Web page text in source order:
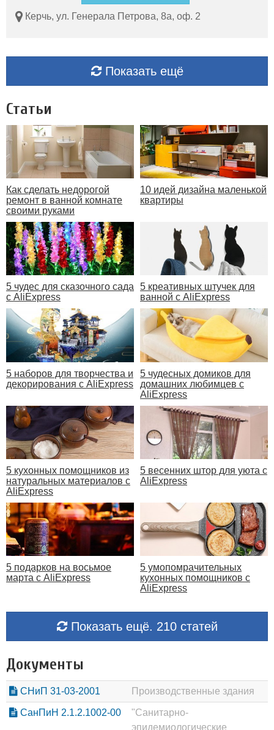
Керчь, ул. Генерала Петрова, 8а, оф. 2
Показать ещё
Статьи
Как сделать недорогой
ремонт в ванной комнате
своими руками
10 идей дизайна маленькой
квартиры
5 чудес для сказочного сада
с AliExpress
5 креативных штучек для
ванной с AliExpress
5 наборов для творчества и
декорирования с AliExpress
5 чудесных домиков для
домашних любимцев с
AliExpress
5 кухонных помощников из
натуральных материалов с
AliExpress
5 весенних штор для уюта с
AliExpress
5 подарков на восьмое
марта с AliExpress
5 умопомрачительных
кухонных помощников с
AliExpress
Показать ещё. 210 статей
Документы
СНиП 31-03-2001 Производственные здания
СанПиН 2.1.2.1002-00
"Санитарно-
эпидемиологические